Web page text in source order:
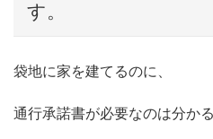
す。
袋地に家を建てるのに、
通行承諾書が必要なのは分か